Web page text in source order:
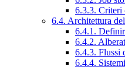
6.3.3. Criteri
6.4. Architettura
6.4.1.
6.4.2.
6.4.3. Flussi
6.4.4.